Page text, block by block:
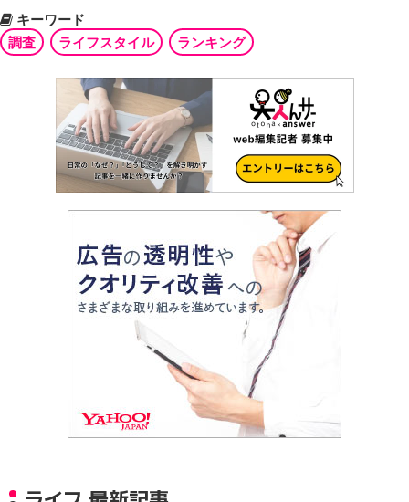
キーワード
調査
ライフスタイル ランキング